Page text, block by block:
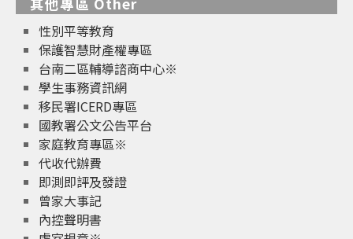
性別平等教育
保護智慧財產權專區
台南二區輔導諮商中心※
學生事務資訊網
移民署ICERD專區
國教署公文公告平台
家庭教育專區※
代收代辦費
即測即評及發證
曾家大事記
內控聲明書